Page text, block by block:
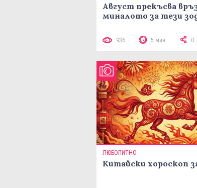
Август прекъсва
миналото за тези
936 5 мин 0
ЛЮБОПИТНО
Китайски хороскоп